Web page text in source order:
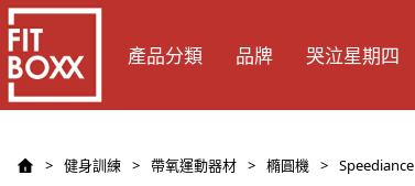
產品分類 品牌 哭泣星期四
> 健身訓練 > 帶氧運動器材 > 橢圓機 > Speediance